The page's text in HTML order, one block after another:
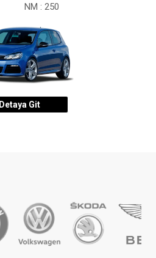
NM : 250
Detaya Git